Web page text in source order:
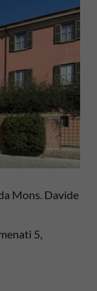
Mons. Davide
5,